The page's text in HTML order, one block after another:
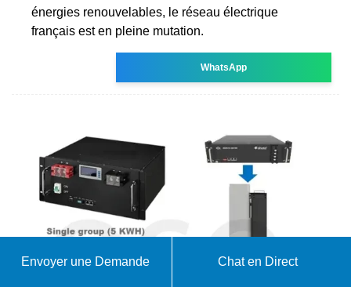
énergies renouvelables, le réseau électrique
français est en pleine mutation.
WhatsApp
Envoyer une Demande Chat en Direct